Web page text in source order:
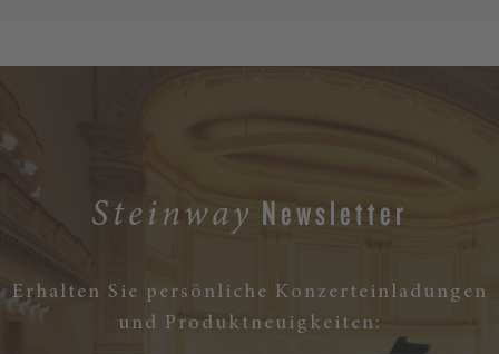
Steinway Newsletter
Erhalten Sie persönliche Konzerteinladungen
und Produktneuigkeiten: